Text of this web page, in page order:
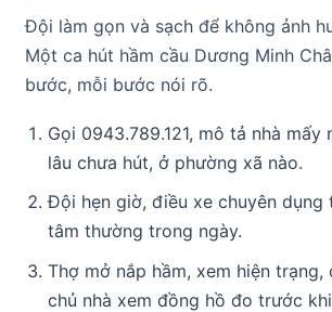
Đội làm gọn và sạch để không ảnh
Một ca hút hầm cầu Dương Minh
bước, mỗi bước nói rõ.
Gọi 0943.789.121, mô tả nhà mấy
lâu chưa hút, ở phường xã nào.
Đội hẹn giờ, điều xe chuyên dụng
tâm thường trong ngày.
Thợ mở nắp hầm, xem hiện
chủ nhà xem đồng hồ đo trước